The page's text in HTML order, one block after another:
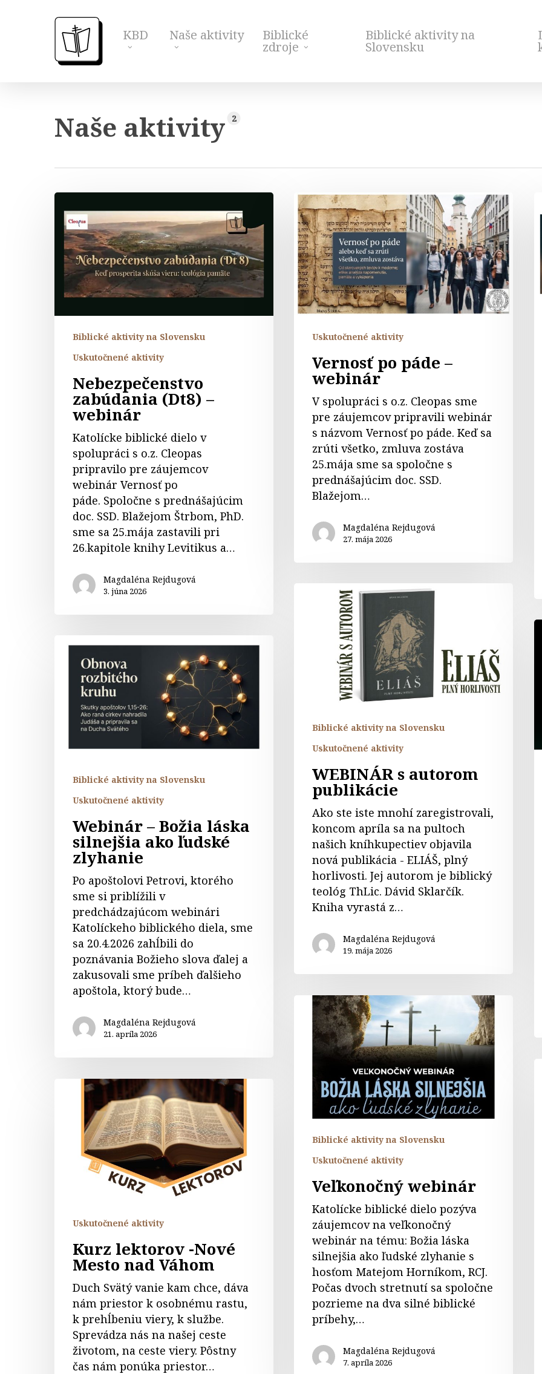
KBD Naše aktivity Biblické
zdroje
Biblické aktivity na
Slovensku
Naše aktivity 2
Nebezpečenstvo
zabúdania
(Dt8)
webinár
Biblické aktivity na Slovensku
Uskutočnené aktivity
Nebezpečenstvo
zabúdania (Dt8) –
webinár
Katolícke biblické dielo v
spolupráci s o.z. Cleopas
pripravilo pre záujemcov
webinár Vernosť po
páde. Spoločne s prednášajúcim
doc. SSD. Blažejom Štrbom, PhD.
sme sa 25.mája zastavili pri
26.kapitole knihy Levitikus a…
Magdaléna Rejdugová
3. júna 2026
Vernosť
po
páde
–
webinár
Uskutočnené aktivity
Vernosť po páde –
webinár
V spolupráci s o.z. Cleopas sme
pre záujemcov pripravili webinár
s názvom Vernosť po páde. Keď sa
zrúti všetko, zmluva zostáva
25.mája sme sa spoločne s
prednášajúcim doc. SSD.
Blažejom…
Magdaléna Rejdugová
27. mája 2026
WEBINÁR
autorom
publikácie
Biblické aktivity na Slovensku
Uskutočnené aktivity
WEBINÁR s autorom
publikácie
Ako ste iste mnohí zaregistrovali,
koncom apríla sa na pultoch
našich kníhkupectiev objavila
nová publikácia - ELIÁŠ, plný
horlivosti. Jej autorom je biblický
teológ ThLic. Dávid Sklarčík.
Kniha vyrastá z…
Magdaléna Rejdugová
19. mája 2026
Webinár
Božia
láska
silnejšia
zlyhanie
Biblické aktivity na Slovensku
Uskutočnené aktivity
Webinár – Božia láska
silnejšia ako ľudské
zlyhanie
Po apoštolovi Petrovi, ktorého
sme si priblížili v
predchádzajúcom webinári
Katolíckeho biblického diela, sme
sa 20.4.2026 zahĺbili do
poznávania Božieho slova ďalej a
zakusovali sme príbeh ďalšieho
apoštola, ktorý bude…
Magdaléna Rejdugová
21. apríla 2026
Veľkonočný
webinár
Biblické aktivity na Slovensku
Uskutočnené aktivity
Veľkonočný webinár
Katolícke biblické dielo pozýva
záujemcov na veľkonočný
webinár na tému: Božia láska
silnejšia ako ľudské zlyhanie s
hosťom Matejom Horníkom, RCJ.
Počas dvoch stretnutí sa spoločne
pozrieme na dva silné biblické
príbehy,…
Magdaléna Rejdugová
7. apríla 2026
lektorov
Mesto
Uskutočnené aktivity
Kurz lektorov -Nové
Mesto nad Váhom
Duch Svätý vanie kam chce, dáva
nám priestor k osobnému rastu,
k prehĺbeniu viery, k službe.
Sprevádza nás na našej ceste
životom, na ceste viery. Pôstny
čas nám ponúka priestor…